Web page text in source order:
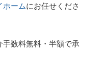
ホームにお任せくださ
手数料無料・半額で承